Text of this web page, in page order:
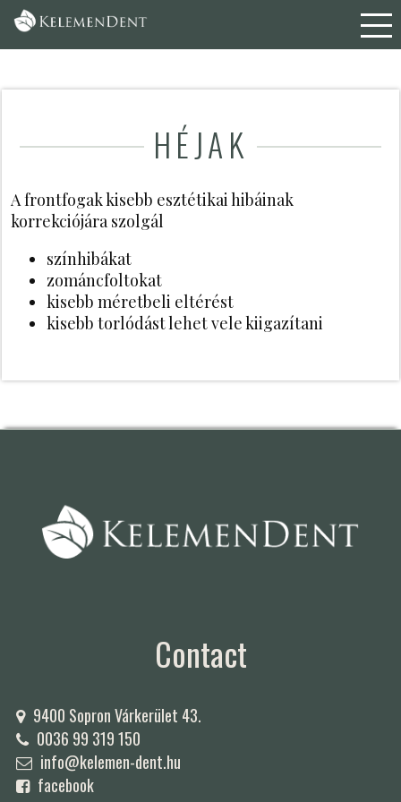
HÉJAK
A frontfogak kisebb esztétikai hibáinak
korrekciójára szolgál
színhibákat
zománcfoltokat
kisebb méretbeli eltérést
kisebb torlódást lehet vele kiigazítani
Contact
9400 Sopron Várkerület 43.
0036 99 319 150
info@kelemen-dent.hu
facebook